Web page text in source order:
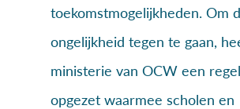
toekomstmogelijkheden. Om
ongelijkheid tegen te gaan,
ministerie van OCW een
opgezet waarmee scholen en